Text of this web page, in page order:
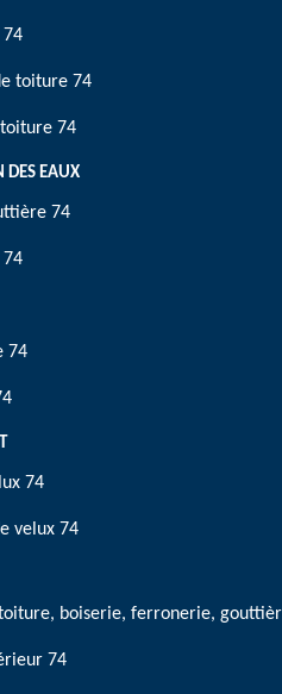
toiture 74
74
DES EAUX
74
74
74
74
velux 74
boiserie, ferronerie,
74